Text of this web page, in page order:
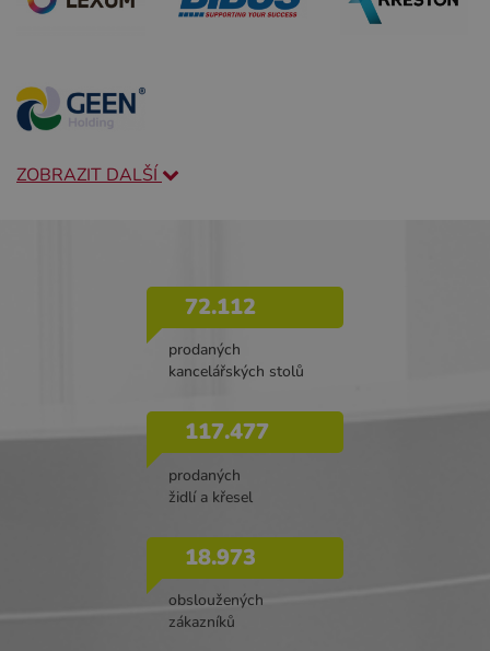
ZOBRAZIT DALŠÍ
72.112
prodaných
kancelářských stolů
117.477
prodaných
židlí a křesel
18.973
obsloužených
zákazníků